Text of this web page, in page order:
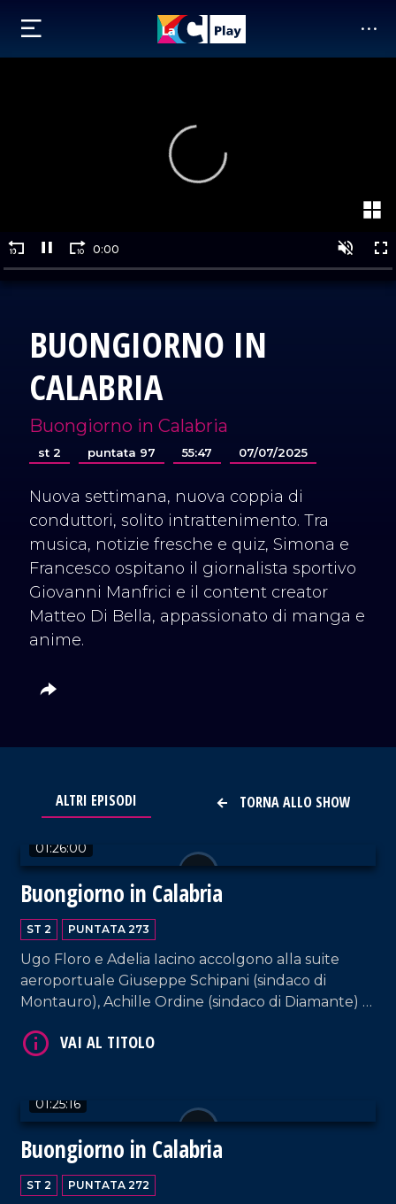
BUONGIORNO IN
CALABRIA
Buongiorno in Calabria
st 2 puntata 97 55:47 07/07/2025
Nuova settimana, nuova coppia di
conduttori, solito intrattenimento. Tra
musica, notizie fresche e quiz, Simona e
Francesco ospitano il giornalista sportivo
Giovanni Manfrici e il content creator
Matteo Di Bella, appassionato di manga e
anime.
TORNA ALLO SHOW
ALTRI EPISODI
01:26:00
Buongiorno in Calabria
ST 2 PUNTATA 273
Ugo Floro e Adelia Iacino accolgono alla suite
aeroportuale Giuseppe Schipani (sindaco di
Montauro), Achille Ordine (sindaco di Diamante) e
VAI AL TITOLO
01:25:16
Buongiorno in Calabria
ST 2 PUNTATA 272
VAI AL TITOLO
VAI AL TITOLO